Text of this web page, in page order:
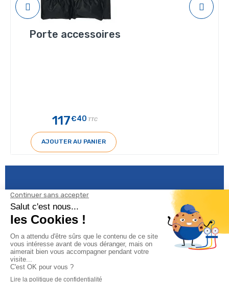
Porte accessoires
117€40 TTC
AJOUTER AU PANIER
Informations